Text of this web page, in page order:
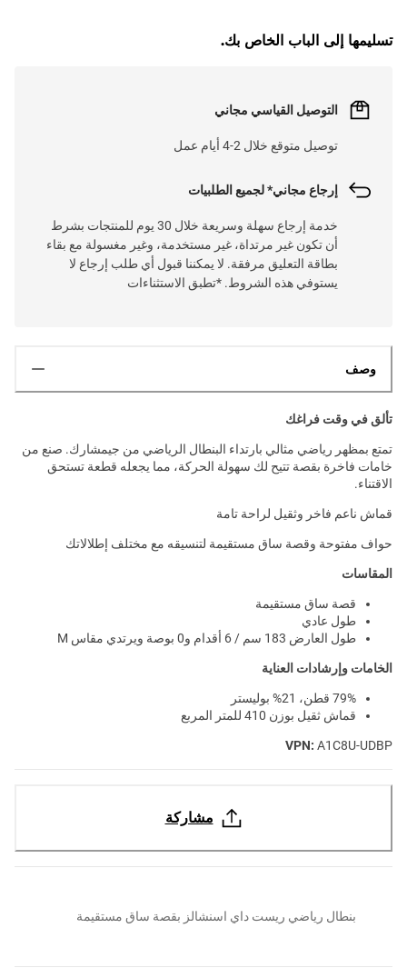
تسليمها إلى الباب الخاص بك.
التوصيل القياسي مجاني
توصيل متوقع خلال 2-4 أيام عمل
إرجاع مجاني* لجميع الطلبيات
خدمة إرجاع سهلة وسريعة خلال 30 يوم للمنتجات بشرط
أن تكون غير مرتداة، غير مستخدمة، وغير مغسولة مع بقاء
بطاقة التعليق مرفقة. لا يمكننا قبول أي طلب إرجاع لا
يستوفي هذه الشروط. *تطبق الاستثناءات
وصف
تألق في وقت فراغك
تمتع بمظهر رياضي مثالي بارتداء البنطال الرياضي من جيمشارك. صنع من
خامات فاخرة بقصة تتيح لك سهولة الحركة، مما يجعله قطعة تستحق
الاقتناء.
قماش ناعم فاخر وثقيل لراحة تامة
حواف مفتوحة وقصة ساق مستقيمة لتنسيقه مع مختلف إطلالاتك
المقاسات
قصة ساق مستقيمة
طول عادي
طول العارض 183 سم / 6 أقدام و0 بوصة ويرتدي مقاس M
الخامات وإرشادات العناية
79% قطن، 21% بوليستر
قماش ثقيل بوزن 410 للمتر المربع
VPN: A1C8U-UDBP
مشاركة
بنطال رياضي ريست داي اسنشالز بقصة ساق مستقيمة